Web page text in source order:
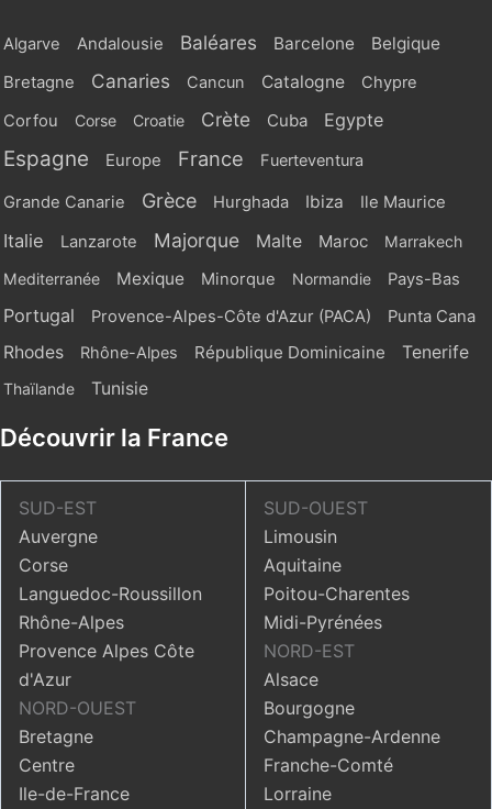
Algarve Andalousie Baléares Barcelone Belgique
Bretagne Canaries Cancun Catalogne
Chypre
Corfou
Corse Croatie Crète Cuba Egypte
Espagne Europe France Fuerteventura
Grande Canarie Grèce Hurghada Ibiza Ile Maurice
Italie Lanzarote Majorque Malte Maroc
Marrakech
Mediterranée
Mexique Minorque Normandie Pays-Bas
Portugal Provence-Alpes-Côte d'Azur (PACA) Punta Cana
Rhodes Rhône-Alpes République Dominicaine Tenerife
Thaïlande Tunisie
Découvrir la France
SUD-EST
Auvergne
Corse
Languedoc-Roussillon
Rhône-Alpes
Provence Alpes Côte
d'Azur
NORD-OUEST
Bretagne
Centre
Ile-de-France
SUD-OUEST
Limousin
Aquitaine
Poitou-Charentes
Midi-Pyrénées
NORD-EST
Alsace
Bourgogne
Champagne-Ardenne
Franche-Comté
Lorraine